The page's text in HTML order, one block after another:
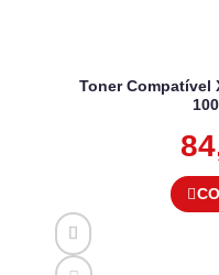
Toner Compatível